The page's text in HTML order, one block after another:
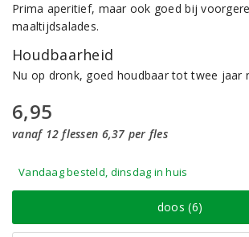
Prima aperitief, maar ook goed bij
maaltijdsalades.
Houdbaarheid
Nu op dronk, goed houdbaar tot twee jaar
6,95
vanaf 12 flessen 6,37 per fles
Vandaag besteld, dinsdag in huis
doos (6)